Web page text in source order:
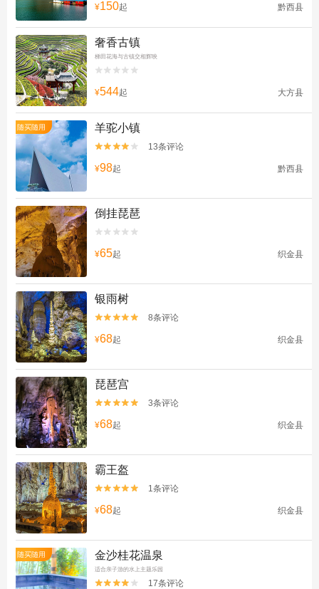
¥150起 黔西县
奢香古镇
梯田花海与古镇交相辉映


¥544起 大方县
随买随用 羊驼小镇

 13条评论
¥98起 黔西县
倒挂琵琶


¥65起 织金县
银雨树

 8条评论
¥68起 织金县
琵琶宫

 3条评论
¥68起 织金县
霸王盔

 1条评论
¥68起 织金县
随买随用 金沙桂花温泉
适合亲子游的水上主题乐园

 17条评论